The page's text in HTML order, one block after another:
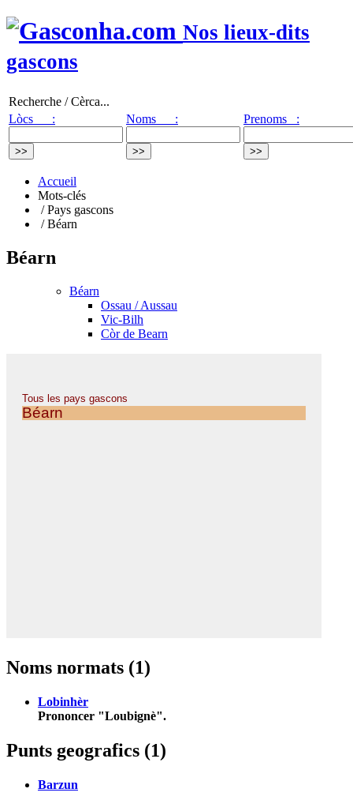
Nos lieux-dits
gascons
Recherche / Cèrca...
Lòcs :
Noms : Prenoms :
Accueil
Mots-clés
/ Pays gascons
/ Béarn
Béarn
Béarn
Ossau / Aussau
Vic-Bilh
Còr de Bearn
Noms normats (1)
Lobinhèr
Prononcer "Loubignè".
Punts geografics (1)
Barzun